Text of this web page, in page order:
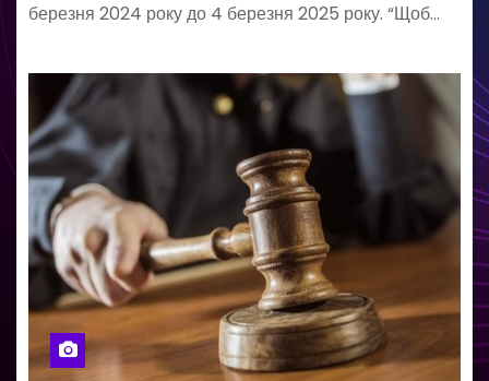
березня 2024 року до 4 березня 2025 року. “Щоб…